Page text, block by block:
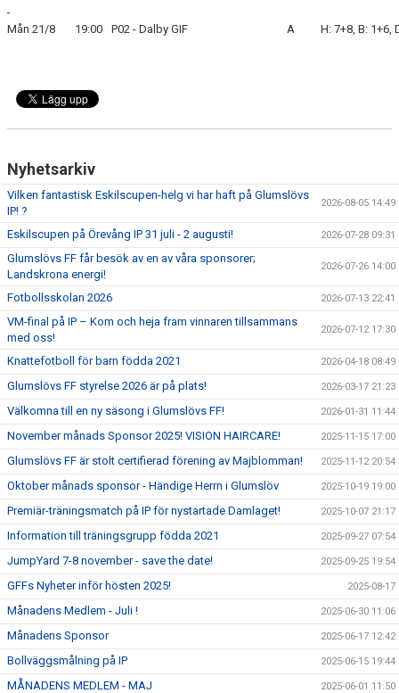
Mån 21/8 19:00 P02 - Dalby GIF A H: 7+8, B: 1+6,
Nyhetsarkiv
Vilken fantastisk Eskilscupen-helg vi har haft på Glumslövs
IP! ?
2026-08-05 14:49
Eskilscupen på Örevång IP 31 juli - 2 augusti! 2026-07-28 09:31
Glumslövs FF får besök av en av våra sponsorer;
Landskrona energi!
2026-07-26 14:00
Fotbollsskolan 2026 2026-07-13 22:41
VM-final på IP – Kom och heja fram vinnaren tillsammans
med oss!
2026-07-12 17:30
Knattefotboll för barn födda 2021 2026-04-18 08:49
Glumslövs FF styrelse 2026 är på plats! 2026-03-17 21:23
Välkomna till en ny säsong i Glumslövs FF! 2026-01-31 11:44
November månads Sponsor 2025! VISION HAIRCARE! 2025-11-15 17:00
Glumslövs FF är stolt certifierad förening av Majblomman! 2025-11-12 20:54
Oktober månads sponsor - Händige Herrn i Glumslöv 2025-10-19 19:00
Premiär-träningsmatch på IP för nystartade Damlaget! 2025-10-07 21:17
Information till träningsgrupp födda 2021 2025-09-27 07:54
JumpYard 7-8 november - save the date! 2025-09-25 19:54
GFFs Nyheter inför hösten 2025! 2025-08-17
Månadens Medlem - Juli ! 2025-06-30 11:06
Månadens Sponsor 2025-06-17 12:42
Bollväggsmålning på IP 2025-06-15 19:44
MÅNADENS MEDLEM - MAJ 2025-06-01 11:50